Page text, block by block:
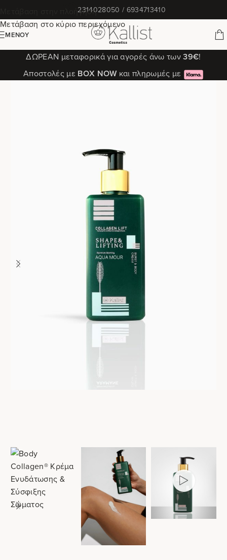
Μετάβαση στην πλοήγηση
Μετάβαση στο κύριο περιεχόμενο
✆2314028050 / 6934713410
ΜΕΝΟΎ
ΔΩΡΕΑΝ μεταφορικά για αγορές άνω των39€!
Αποστολές με ΒΟΧ ΝΟWκαι πληρωμές με